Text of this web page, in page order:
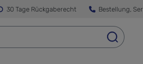
30 Tage Rückgaberecht Bestellung,